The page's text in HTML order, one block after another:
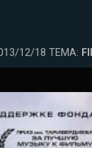
12/18 TEMA: